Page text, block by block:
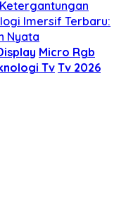
Imersif Terbaru:
Nyata
Micro Rgb
TvTv 2026